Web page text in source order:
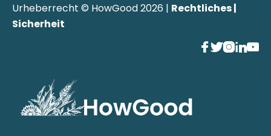
Urheberrecht © HowGood 2026 | Rechtliches |
Sicherheit
